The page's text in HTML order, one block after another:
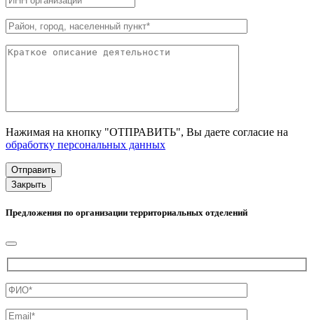
Нажимая на кнопку "ОТПРАВИТЬ", Вы даете согласие на
обработку персональных данных
Закрыть
Предложения по организации территориальных отделений